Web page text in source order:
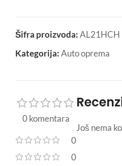
Šifra proizvoda:AL21HCH
Kategorija:Auto oprema
0 komentara
0
0
Još nema